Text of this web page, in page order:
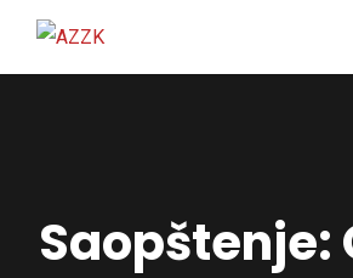
content
Saopštenje: